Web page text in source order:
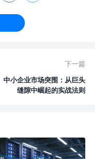
下一篇
中小企业市场突围：从巨头
缝隙中崛起的实战法则